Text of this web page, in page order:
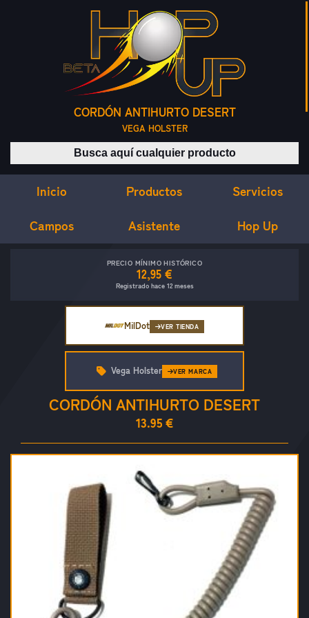
CORDÓN ANTIHURTO DESERT
VEGA HOLSTER
Buscar productos
Inicio Productos Servicios
Campos Asistente Hop Up
PRECIO MÍNIMO HISTÓRICO
12,95 €
Registrado hace 12 meses
MilDot VER TIENDA
CORDÓN ANTIHURTO DESERT
13.95 €
Vega Holster VER MARCA